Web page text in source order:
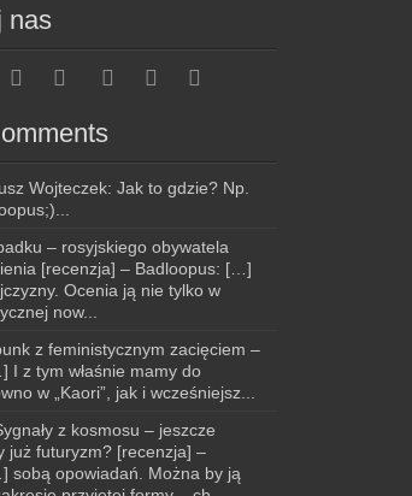
nas
Wojteczek: Jak to gdzie? Np.
– rosyjskiego obywatela
[recenzja] – Badloopus: […]
Ocenia ją nie tylko w
now...
z feministycznym zacięciem –
I z tym właśnie mamy do
w „Kaori”, jak i wcześniejsz...
z kosmosu – jeszcze
już futuryzm? [recenzja] –
sobą opowiadań. Można by ją